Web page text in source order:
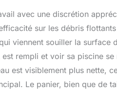
avec une discrétion
sur les débris
viennent souiller la surface
rempli et voir sa piscine
est visiblement plus nette,
Le panier, bien que de